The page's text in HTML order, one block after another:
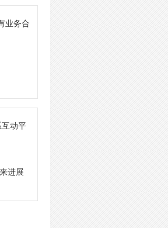
业务合
互动平
进展